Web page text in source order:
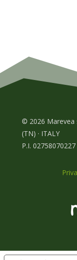
© 2026 Marevea
(TN) · ITALY
P.I.